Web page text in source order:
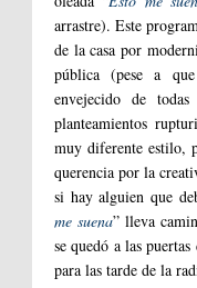
arrastre). Este
de la casa por
pública (pese a que
envejecido de
planteamientos
muy diferente estilo,
querencia por la
si hay alguien que
me suena” lleva
se quedó a las
para las tarde de la